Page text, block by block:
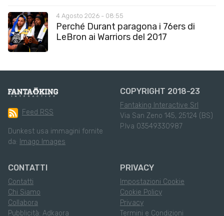
4 Agosto 2026 - 08:55
Perché Durant paragona i 76ers di
LeBron ai Warriors del 2017
Feed RSS
Dunkest usa immagini fornite
da: Imago Images
COPYRIGHT 2018-23
Fantaking Interactive Srl
Via San Zeno 145, 25124 (BS)
P.Iva 03549330987
CONTATTI
Contatti
Chi Siamo
Collabora
Pubblicità: Adkaora
PRIVACY
Impostazioni Cookie
Cookie Policy
Privacy
Termini e Condizioni